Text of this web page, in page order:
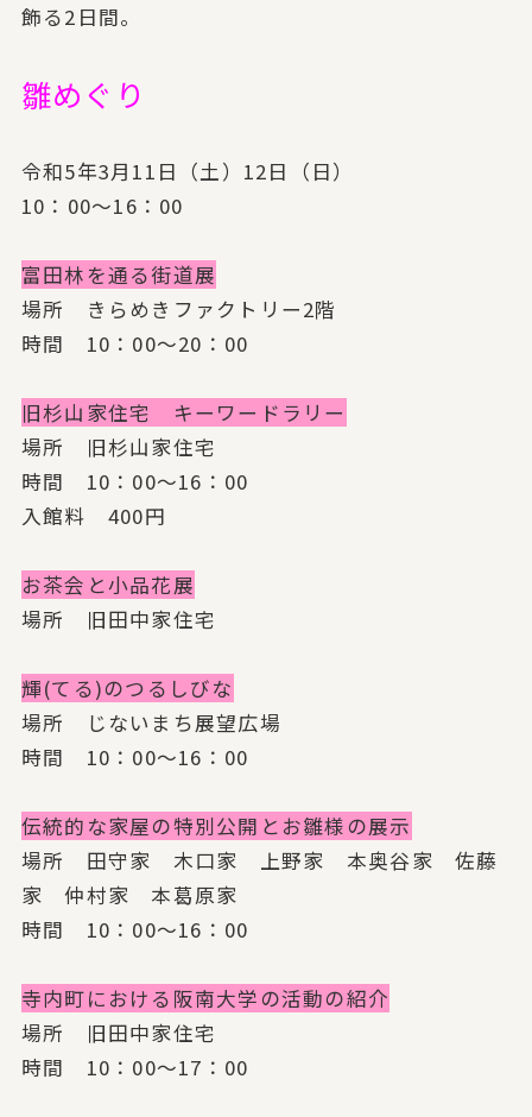
飾る2日間。
雛めぐり
令和5年3月11日（土）12日（日）
10：00～16：00
富田林を通る街道展
場所 きらめきファクトリー2階
時間 10：00～20：00
旧杉山家住宅 キーワードラリー
場所 旧杉山家住宅
時間 10：00～16：00
入館料 400円
お茶会と小品花展
場所 旧田中家住宅
輝(てる)のつるしびな
場所 じないまち展望広場
時間 10：00～16：00
伝統的な家屋の特別公開とお雛様の展示
場所 田守家 木口家 上野家 本奥谷家 佐藤
家 仲村家 本葛原家
時間 10：00～16：00
寺内町における阪南大学の活動の紹介
場所 旧田中家住宅
時間 10：00～17：00